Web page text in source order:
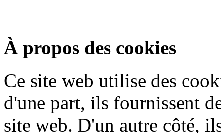
À propos des cookies
Ce site web utilise des
d'une part, ils fournissent
site web. D'un autre côté,